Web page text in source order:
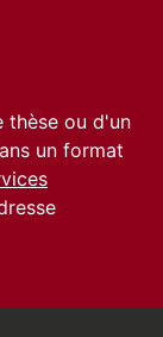
thèse ou d'un
un format